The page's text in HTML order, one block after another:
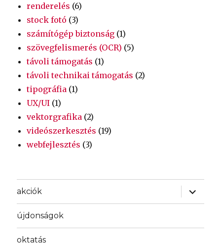
renderelés (6)
stock fotó (3)
számítógép biztonság (1)
szövegfelismerés (OCR) (5)
távoli támogatás (1)
távoli technikai támogatás (2)
tipográfia (1)
UX/UI (1)
vektorgrafika (2)
videószerkesztés (19)
webfejlesztés (3)
akciók
almenü
újdonságok
oktatás